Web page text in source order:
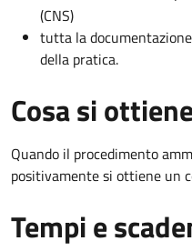
(CNS)
tutta la
della pratica.
Cosa si
Quando il procedimento
positivamente si ottiene un
Tempi e